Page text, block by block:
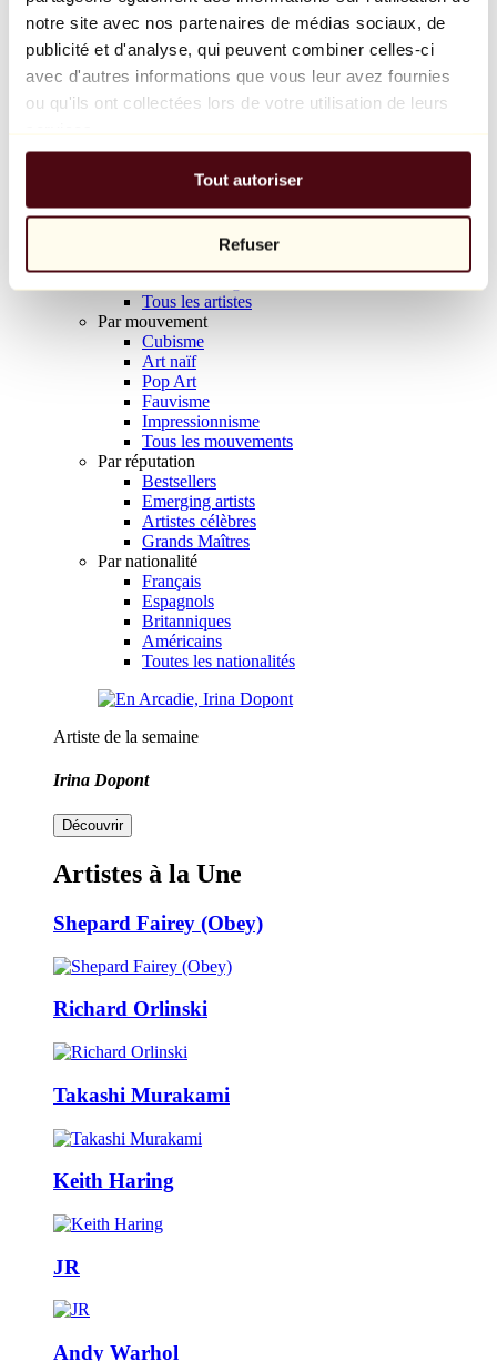
notre site avec nos partenaires de médias sociaux, de
publicité et d'analyse, qui peuvent combiner celles-ci
avec d'autres informations que vous leur avez fournies
ou qu'ils ont collectées lors de votre utilisation de leurs
Tout autoriser
Refuser
Balloon Dog (Orange)
Jeff Koons
10 000 €
Parcourir
Tous les sculpteurs
Tous les photographes
Tous les artistes
Par mouvement
Cubisme
Art naïf
Pop Art
Fauvisme
Impressionnisme
Tous les mouvements
Par réputation
Bestsellers
Emerging artists
Artistes célèbres
Grands Maîtres
Par nationalité
Français
Espagnols
Britanniques
Américains
Toutes les nationalités
Artiste de la semaine
Irina Dopont
Découvrir
Artistes à la Une
Shepard Fairey (Obey)
Richard Orlinski
Takashi Murakami
Keith Haring
JR
Andy Warhol